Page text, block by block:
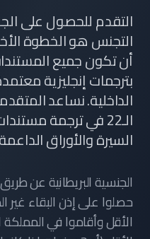
التقدم للحصول على
التجنس هو الخطوة
أن تكون جميع
بترجمات إنجليزية
الداخلية. نساعد
الـ22 في ترجمة
السيرة والأوراق
الجنسية البريطانية عن